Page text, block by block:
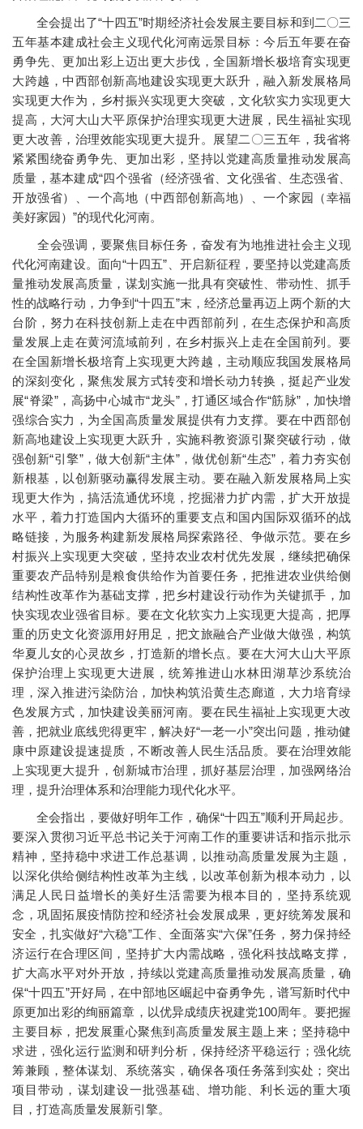
全会提出了“十四五”时期经济社会发展主要目标和到二〇三
五年基本建成社会主义现代化河南远景目标：今后五年要在奋
勇争先、更加出彩上迈出更大步伐，全国新增长极培育实现更
大跨越，中西部创新高地建设实现更大跃升，融入新发展格局
实现更大作为，乡村振兴实现更大突破，文化软实力实现更大
提高，大河大山大平原保护治理实现更大进展，民生福祉实现
更大改善，治理效能实现更大提升。展望二〇三五年，我省将
紧紧围绕奋勇争先、更加出彩，坚持以党建高质量推动发展高
质量，基本建成“四个强省（经济强省、文化强省、生态强省、
开放强省）、一个高地（中西部创新高地）、一个家园（幸福
美好家园）”的现代化河南。
全会强调，要聚焦目标任务，奋发有为地推进社会主义现
代化河南建设。面向“十四五”、开启新征程，要坚持以党建高质
量推动发展高质量，谋划实施一批具有突破性、带动性、抓手
性的战略行动，力争到“十四五”末，经济总量再迈上两个新的大
台阶，努力在科技创新上走在中西部前列，在生态保护和高质
量发展上走在黄河流域前列，在乡村振兴上走在全国前列。要
在全国新增长极培育上实现更大跨越，主动顺应我国发展格局
的深刻变化，聚焦发展方式转变和增长动力转换，挺起产业发
展“脊梁”，高扬中心城市“龙头”，打通区域合作“筋脉”，加快增
强综合实力，为全国高质量发展提供有力支撑。要在中西部创
新高地建设上实现更大跃升，实施科教资源引聚突破行动，做
强创新“引擎”，做大创新“主体”，做优创新“生态”，着力夯实创
新根基，以创新驱动赢得发展主动。要在融入新发展格局上实
现更大作为，搞活流通优环境，挖掘潜力扩内需，扩大开放提
水平，着力打造国内大循环的重要支点和国内国际双循环的战
略链接，为服务构建新发展格局探索路径、争做示范。要在乡
村振兴上实现更大突破，坚持农业农村优先发展，继续把确保
重要农产品特别是粮食供给作为首要任务，把推进农业供给侧
结构性改革作为基础支撑，把乡村建设行动作为关键抓手，加
快实现农业强省目标。要在文化软实力上实现更大提高，把厚
重的历史文化资源用好用足，把文旅融合产业做大做强，构筑
华夏儿女的心灵故乡，打造新的增长点。要在大河大山大平原
保护治理上实现更大进展，统筹推进山水林田湖草沙系统治
理，深入推进污染防治，加快构筑沿黄生态廊道，大力培育绿
色发展方式，加快建设美丽河南。要在民生福祉上实现更大改
善，把就业底线兜得更牢，解决好“一老一小”突出问题，推动健
康中原建设提速提质，不断改善人民生活品质。要在治理效能
上实现更大提升，创新城市治理，抓好基层治理，加强网络治
理，提升治理体系和治理能力现代化水平。
全会指出，要做好明年工作，确保“十四五”顺利开局起步。
要深入贯彻习近平总书记关于河南工作的重要讲话和指示批示
精神，坚持稳中求进工作总基调，以推动高质量发展为主题，
以深化供给侧结构性改革为主线，以改革创新为根本动力，以
满足人民日益增长的美好生活需要为根本目的，坚持系统观
念，巩固拓展疫情防控和经济社会发展成果，更好统筹发展和
安全，扎实做好“六稳”工作、全面落实“六保”任务，努力保持经
济运行在合理区间，坚持扩大内需战略，强化科技战略支撑，
扩大高水平对外开放，持续以党建高质量推动发展高质量，确
保“十四五”开好局，在中部地区崛起中奋勇争先，谱写新时代中
原更加出彩的绚丽篇章，以优异成绩庆祝建党100周年。要把握
主要目标，把发展重心聚焦到高质量发展主题上来；坚持稳中
求进，强化运行监测和研判分析，保持经济平稳运行；强化统
筹兼顾，整体谋划、系统落实，确保各项任务落到实处；突出
项目带动，谋划建设一批强基础、增功能、利长远的重大项
目，打造高质量发展新引擎。